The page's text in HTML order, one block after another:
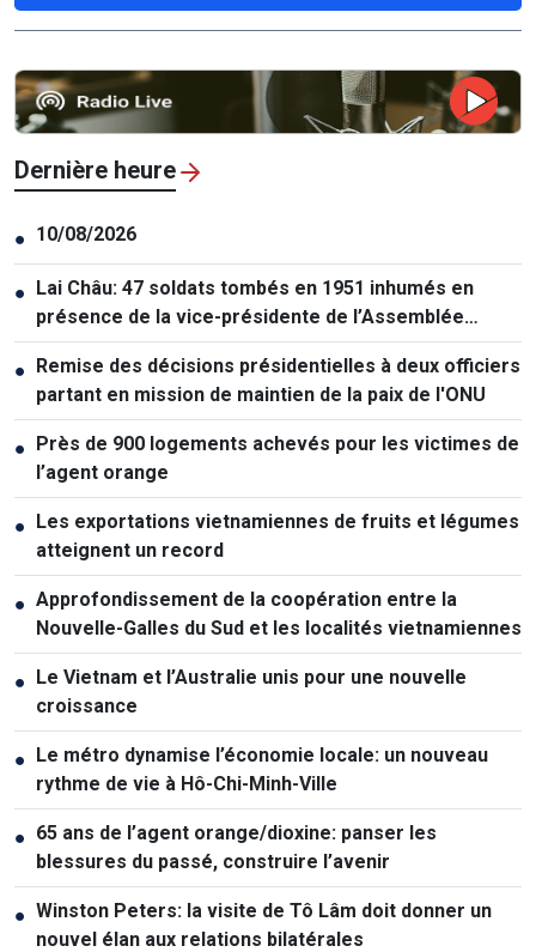
Dernière heure
● 10/08/2026
● Lai Châu: 47 soldats tombés en 1951 inhumés en
présence de la vice-présidente de l’Assemblée
nationale
● Remise des décisions présidentielles à deux officiers
partant en mission de maintien de la paix de l'ONU
● Près de 900 logements achevés pour les victimes de
l’agent orange
● Les exportations vietnamiennes de fruits et légumes
atteignent un record
● Approfondissement de la coopération entre la
Nouvelle-Galles du Sud et les localités vietnamiennes
● Le Vietnam et l’Australie unis pour une nouvelle
croissance
● Le métro dynamise l’économie locale: un nouveau
rythme de vie à Hô-Chi-Minh-Ville
● 65 ans de l’agent orange/dioxine: panser les
blessures du passé, construire l’avenir
● Winston Peters: la visite de Tô Lâm doit donner un
nouvel élan aux relations bilatérales